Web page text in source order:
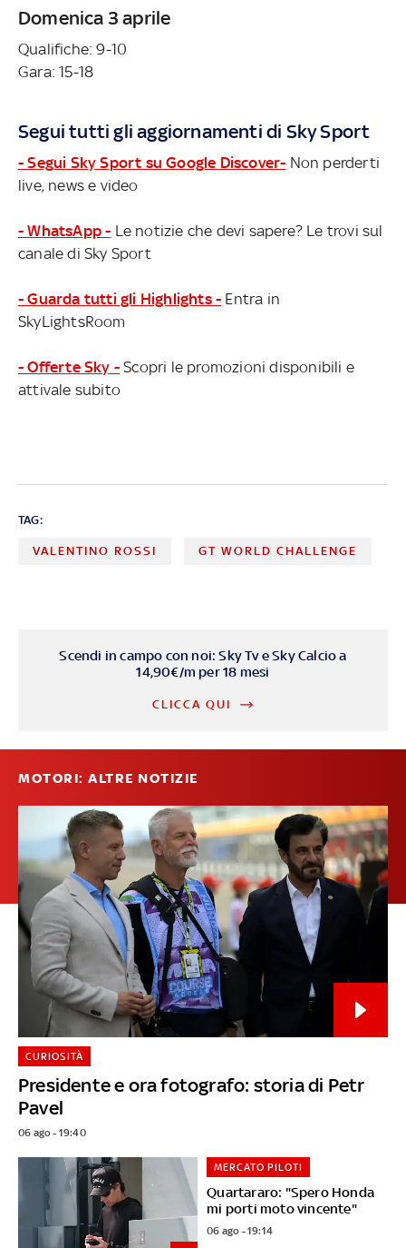
Domenica 3 aprile
Qualifiche: 9-10
Gara: 15-18
Segui tutti gli aggiornamenti di Sky Sport
- Segui Sky Sport su Google Discover- Non perderti
live, news e video
- WhatsApp - Le notizie che devi sapere? Le trovi sul
canale di Sky Sport
- Guarda tutti gli Highlights - Entra in
SkyLightsRoom
- Offerte Sky - Scopri le promozioni disponibili e
attivale subito
TAG:
VALENTINO ROSSI GT WORLD CHALLENGE
Scendi in campo con noi: Sky Tv e Sky Calcio a
14,90€/m per 18 mesi
CLICCA QUI
MOTORI: ALTRE NOTIZIE
Presidente e ora fotografo: storia di Petr
Pavel
CURIOSITÀ
06 ago - 19:40
Quartararo: "Spero Honda
mi porti moto vincente"
MERCATO PILOTI
06 ago - 19:14